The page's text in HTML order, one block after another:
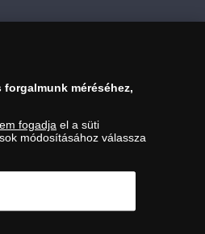
Hatóság (1089
méréséhez,
fogadja el a süti
módosításához válassza